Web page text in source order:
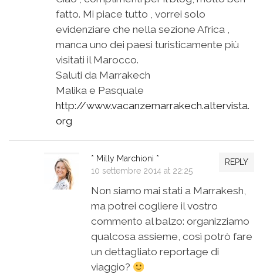
fatto. Mi piace tutto , vorrei solo
evidenziare che nella sezione Africa ,
manca uno dei paesi turisticamente più
visitati il Marocco.
Saluti da Marrakech
Malika e Pasquale
http://www.vacanzemarrakech.altervista.
org
REPLY
* Milly Marchioni *
10 settembre 2014 at 22:25
Non siamo mai stati a Marrakesh,
ma potrei cogliere il vostro
commento al balzo: organizziamo
qualcosa assieme, così potrò fare
un dettagliato reportage di
viaggio?